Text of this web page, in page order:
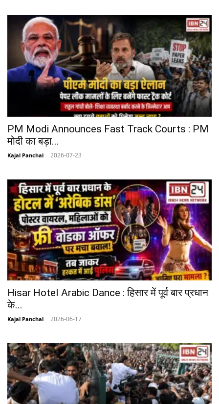
PM Modi Announces Fast Track Courts : PM
मोदी का बड़ा...
Kajal Panchal - 2026-07-23
Hisar Hotel Arabic Dance : हिसार में पूर्व बार प्रधान
के...
Kajal Panchal - 2026-06-17